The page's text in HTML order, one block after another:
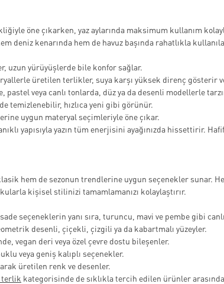
öne çıkarken, yaz aylarında maksimum kullanım
deniz kenarında hem de havuz başında rahatlıkla
uzun yürüyüşlerde bile konfor sağlar.
üretilen terlikler, suya karşı yüksek direnç gösterir
pastel veya canlı tonlarda, düz ya da desenli modellerle
temizlenebilir, hızlıca yeni gibi görünür.
uygun materyal seçimleriyle öne çıkar.
yapısıyla yazın tüm enerjisini ayağınızda hissettirir.
hem de sezonun trendlerine uygun seçenekler sunar.
kişisel stilinizi tamamlamanızı kolaylaştırır.
seçeneklerin yanı sıra, turuncu, mavi ve pembe gibi
desenli, çiçekli, çizgili ya da kabartmalı yüzeyler.
vegan deri veya özel çevre dostu bileşenler.
veya geniş kalıplı seçenekler.
üretilen renk ve desenler.
terlik kategorisinde de sıklıkla tercih edilen ürünler